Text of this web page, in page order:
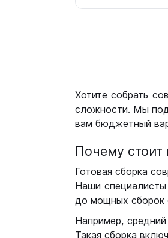
Хотите собрать
сложности. Мы
вам бюджетный
Почему стоит
Готовая сборка
Наши
до мощных сборок
Например,
Такая сборка